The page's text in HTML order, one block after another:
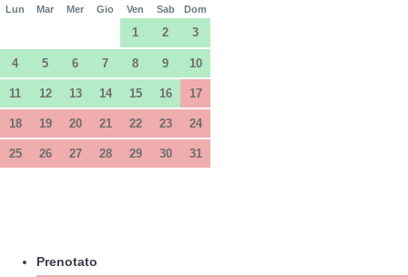
Lun Mar Mer Gio Ven Sab Dom
1 2 3
4 5 6 7 8 9 10
11 12 13 14 15 16 17
18 19 20 21 22 23 24
25 26 27 28 29 30 31
Prenotato